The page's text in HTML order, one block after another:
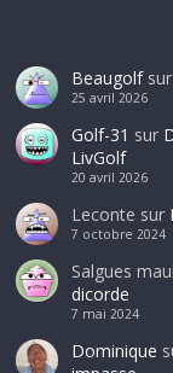
Beaugolfsur
25 avril 2026
Golf-31 sur
LivGolf
20 avril 2026
Leconte sur
7 octobre 2024
Salgues
dicorde
7 mai 2024
Dominique